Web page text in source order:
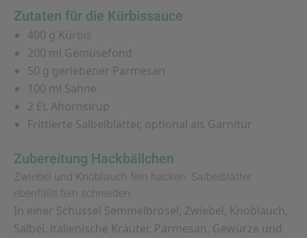
Zutaten für die Kürbissauce
400 g Kürbis
200 ml Gemüsefond
50 g geriebener Parmesan
100 ml Sahne
2 EL Ahornsirup
Frittierte Salbeiblätter, optional als Garnitur
Zubereitung Hackbällchen
Zwiebel und Knoblauch fein hacken. Salbeiblätter
ebenfalls fein schneiden.
In einer Schüssel Semmelbrösel, Zwiebel, Knoblauch,
Salbei, italienische Kräuter, Parmesan, Gewürze und